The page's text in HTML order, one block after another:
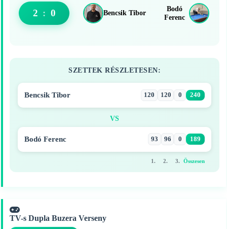
Bencsik Tibor
2 : 0
Bodó
Ferenc
SZETTEK RÉSZLETESEN:
Bencsik Tibor 120 120 0 240
VS
Bodó Ferenc 93 96 0 189
1. 2. 3. Összesen
TV-s Dupla Buzera Verseny